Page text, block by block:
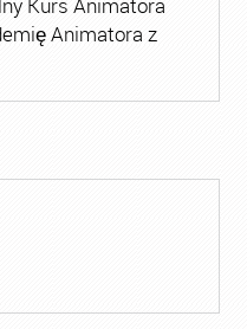
Kurs Animatora
Animatora z